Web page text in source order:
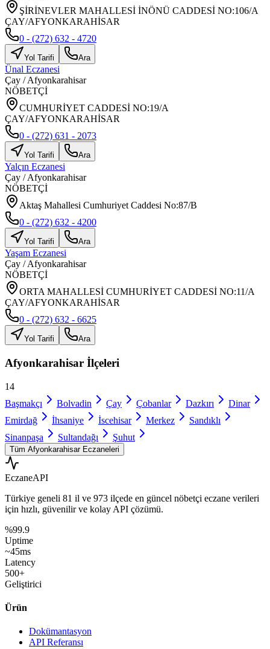
ŞİRİNEVLER MAHALLESİ İNÖNÜ CADDESİ NO:106/A
ÇAY/AFYONKARAHİSAR
0 - (272) 632 - 4720
Yol Tarifi Ara
Ünal Eczanesi
Çay /Afyonkarahisar
NÖBETÇİ
CUMHURİYET CADDESİ NO:19/A
ÇAY/AFYONKARAHİSAR
0 - (272) 631 - 2073
Yol Tarifi Ara
Yalçın Eczanesi
Çay /Afyonkarahisar
NÖBETÇİ
Aktaş Mahallesi Cumhuriyet Caddesi No:87/B
0 - (272) 632 - 4200
Yol Tarifi Ara
Yaşam Eczanesi
Çay /Afyonkarahisar
NÖBETÇİ
ORTA MAHALLESİ CUMHURİYET CADDESİ NO:11/A
ÇAY/AFYONKARAHİSAR
0 - (272) 632 - 6625
Yol Tarifi Ara
Afyonkarahisar İlçeleri
14
Başmakçı
Bolvadin Çay Çobanlar Dazkırı
Dinar
Emirdağ
İhsaniye İscehisar Merkez
Sandıklı
Sinanpaşa
Sultandağı Şuhut
Tüm AfyonkarahisarEczaneleri
EczaneAPI
Türkiye geneli 81 il ve 973 ilçede en güncel nöbetçi eczane verileri
için hızlı, güvenilir ve kolay API çözümü.
%99.9
Uptime
~45ms
Latency
500+
Geliştirici
Ürün
Dokümantasyon
API Referansı